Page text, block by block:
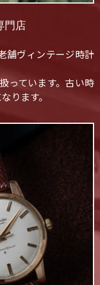
門店
舗ヴィンテージ時計
っています。古い時
ります。